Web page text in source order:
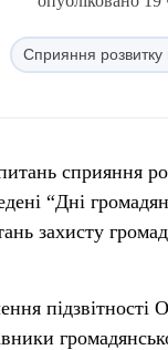
Сприяння розвитку
сприяння
“Дні
захисту